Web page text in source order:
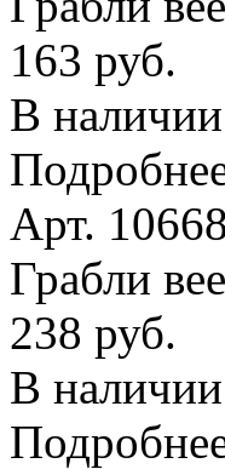
163 руб.
В наличии
Арт. 10668
Грабли
238 руб.
В наличии